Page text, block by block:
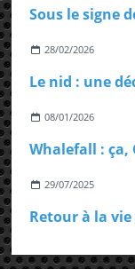
28/02/2026
Le nid : une
08/01/2026
29/07/2025